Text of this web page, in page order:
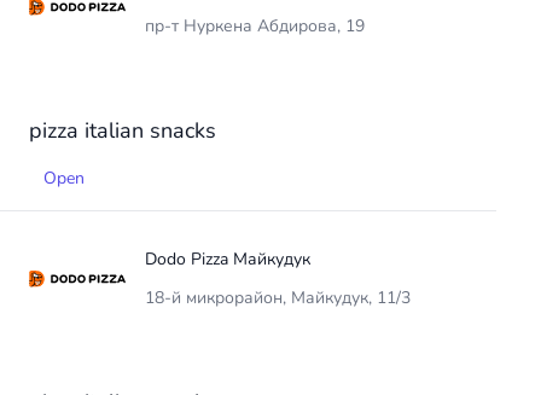
пр-т Нуркена Абдирова, 19
pizza italian snacks
Open
Dodo Pizza Майкудук
18-й микрорайон, Майкудук, 11/3